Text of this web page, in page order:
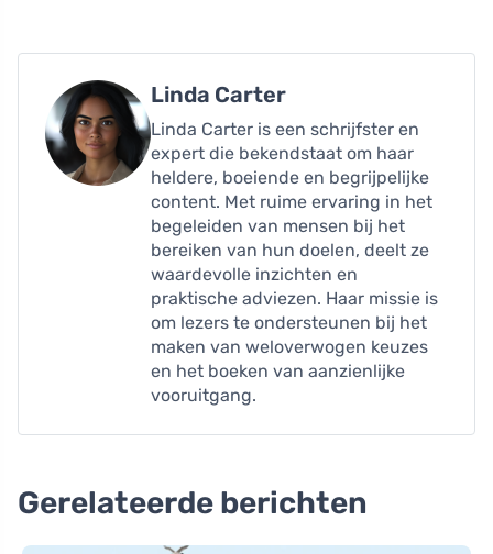
Linda Carter
Linda Carter is een schrijfster en
expert die bekendstaat om haar
heldere, boeiende en begrijpelijke
content. Met ruime ervaring in het
begeleiden van mensen bij het
bereiken van hun doelen, deelt ze
waardevolle inzichten en
praktische adviezen. Haar missie is
om lezers te ondersteunen bij het
maken van weloverwogen keuzes
en het boeken van aanzienlijke
vooruitgang.
Gerelateerde berichten